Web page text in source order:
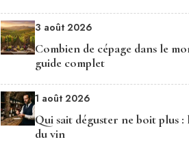
3 août 2026
Combien de cépage dans le
guide complet
1 août 2026
Qui sait déguster ne boit plus :
du vin